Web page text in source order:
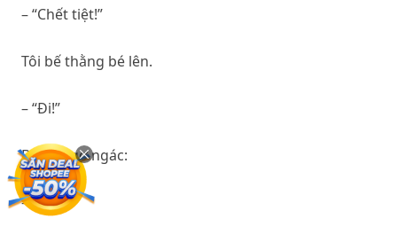
– “Chết tiệt!”
Tôi bế thằng bé lên.
– “Đi!”
Bà cụ ngơ ngác:
– “Cậu…”